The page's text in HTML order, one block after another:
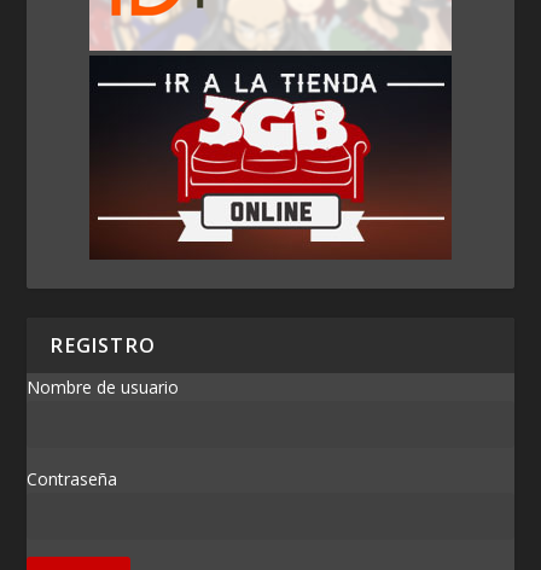
REGISTRO
Nombre de usuario
Contraseña